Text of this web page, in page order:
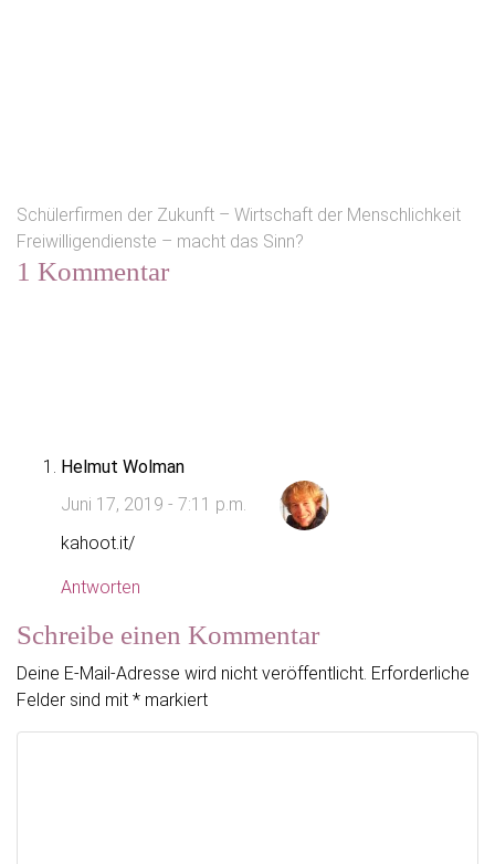
Schülerfirmen der Zukunft – Wirtschaft der Menschlichkeit
Freiwilligendienste – macht das Sinn?
1 Kommentar
Helmut Wolman
Juni 17, 2019 - 7:11 p.m.
kahoot.it/
Antworten
Schreibe einen Kommentar
Deine E-Mail-Adresse wird nicht veröffentlicht. Erforderliche
Felder sind mit * markiert